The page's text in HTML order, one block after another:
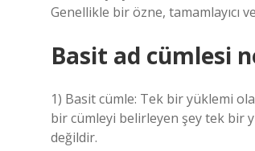
Genellikle bir özne, tamamlayıcı
Basit ad cümlesi
1) Basit cümle: Tek bir yüklemi
bir cümleyi belirleyen şey tek bir
değildir.